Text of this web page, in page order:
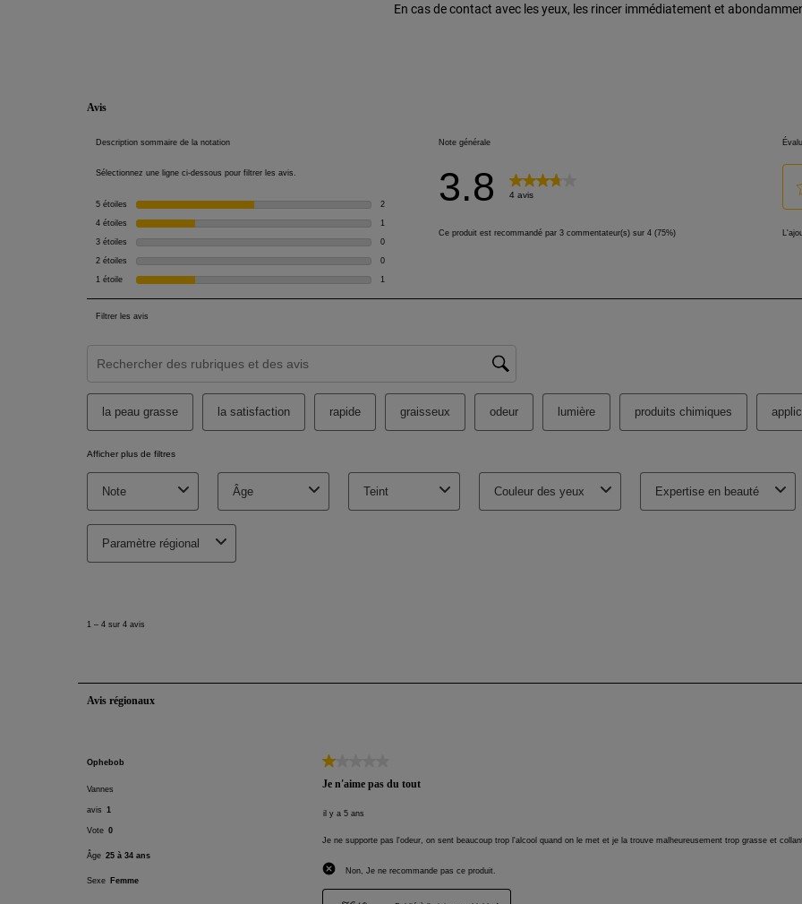
En cas de contact avec les yeux, les rincer immédiatement et